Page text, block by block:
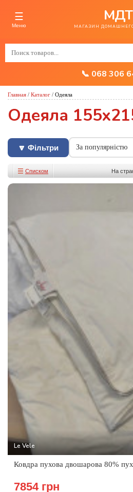
☰
Меню
МДТ
МАГАЗИН
📞 068 306
Главная / Каталог / Одеяла
Одеяла
🔽 Фільтри
На
Списком
Изображениями
Le Vele
Ковдра пухова двошарова 80%
7854 грн